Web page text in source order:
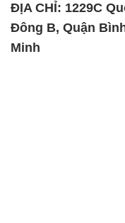
ĐỊA CHỈ: 1229C
Đông B, Quận
Minh